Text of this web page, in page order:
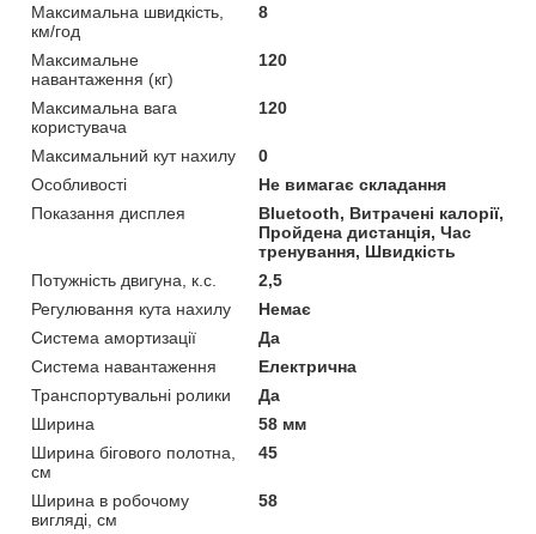
Максимальна швидкість,
км/год
8
Максимальне
навантаження (кг)
120
Максимальна вага
користувача
120
Максимальний кут нахилу
0
Особливості
Не вимагає складання
Показання дисплея
Bluetooth, Витрачені калорії,
Пройдена дистанція, Час
тренування, Швидкість
Потужність двигуна, к.с.
2,5
Регулювання кута нахилу
Немає
Система амортизації
Да
Система навантаження
Електрична
Транспортувальні ролики
Да
Ширина
58 мм
Ширина бігового полотна,
см
45
Ширина в робочому
вигляді, см
58